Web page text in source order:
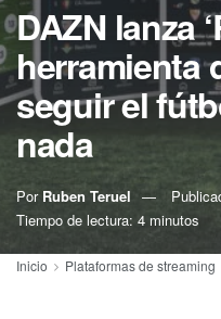
DAZN lanza
herramienta
seguir el
nada
Por Ruben Teruel
Tiempo de lectura: 4 minutos
Inicio Plataformas de streaming